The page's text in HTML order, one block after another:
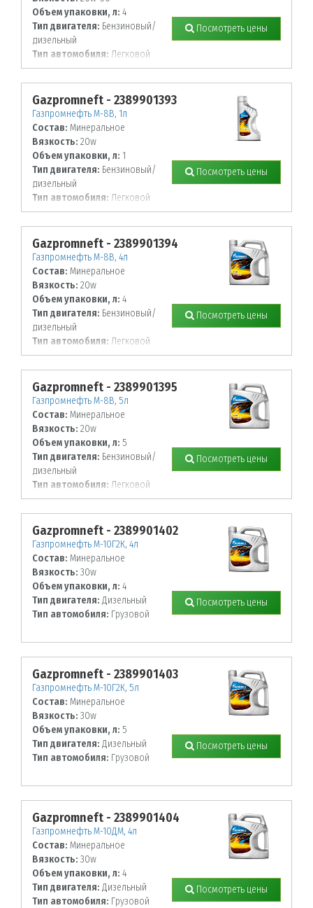
Объем упаковки, л: 4
Тип двигателя: Бензиновый/
дизельный
Тип автомобиля: Легковой
Посмотреть цены
Gazpromneft - 2389901393
Газпромнефть М-8В, 1л
Состав: Минеральное
Вязкость: 20w
Объем упаковки, л: 1
Тип двигателя: Бензиновый/
дизельный
Тип автомобиля: Легковой
Посмотреть цены
Gazpromneft - 2389901394
Газпромнефть М-8В, 4л
Состав: Минеральное
Вязкость: 20w
Объем упаковки, л: 4
Тип двигателя: Бензиновый/
дизельный
Тип автомобиля: Легковой
Посмотреть цены
Gazpromneft - 2389901395
Газпромнефть М-8В, 5л
Состав: Минеральное
Вязкость: 20w
Объем упаковки, л: 5
Тип двигателя: Бензиновый/
дизельный
Тип автомобиля: Легковой
Посмотреть цены
Gazpromneft - 2389901402
Газпромнефть М-10Г2К, 4л
Состав: Минеральное
Вязкость: 30w
Объем упаковки, л: 4
Тип двигателя: Дизельный
Тип автомобиля: Грузовой
Посмотреть цены
Gazpromneft - 2389901403
Газпромнефть М-10Г2К, 5л
Состав: Минеральное
Вязкость: 30w
Объем упаковки, л: 5
Тип двигателя: Дизельный
Тип автомобиля: Грузовой
Посмотреть цены
Gazpromneft - 2389901404
Газпромнефть М-10ДМ, 4л
Состав: Минеральное
Вязкость: 30w
Объем упаковки, л: 4
Тип двигателя: Дизельный
Тип автомобиля: Грузовой
Посмотреть цены